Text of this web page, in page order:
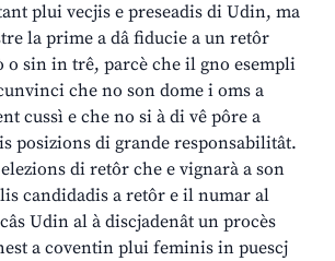
plui vecjis e preseadis di Udin, ma
la prime a dâ fiducie a un retôr
o sin in trê, parcè che il gno esempli
che no son dome i oms a
cussì e che no si à di vê pôre a
posizions di grande responsabilitât.
di retôr che e vignarà a son
candidadis a retôr e il numar al
Udin al à discjadenât un procès
a coventin plui feminis in puescj